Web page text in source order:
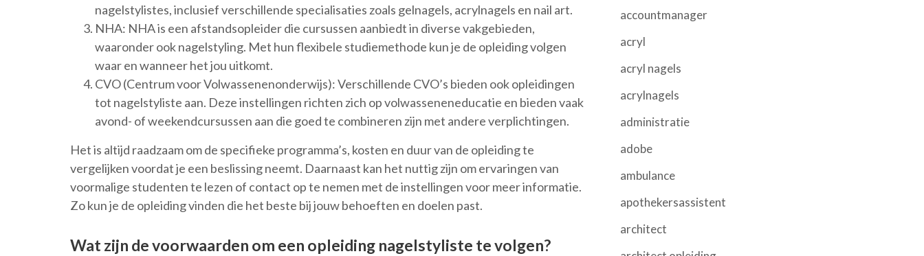
nagelstylistes, inclusief verschillende specialisaties zoals gelnagels, acrylnagels en nail art.
NHA: NHA is een afstandsopleider die cursussen aanbiedt in diverse vakgebieden,
waaronder ook nagelstyling. Met hun flexibele studiemethode kun je de opleiding volgen
waar en wanneer het jou uitkomt.
CVO (Centrum voor Volwassenenonderwijs): Verschillende CVO’s bieden ook opleidingen
tot nagelstyliste aan. Deze instellingen richten zich op volwasseneneducatie en bieden vaak
avond- of weekendcursussen aan die goed te combineren zijn met andere verplichtingen.
Het is altijd raadzaam om de specifieke programma’s, kosten en duur van de opleiding te
vergelijken voordat je een beslissing neemt. Daarnaast kan het nuttig zijn om ervaringen van
voormalige studenten te lezen of contact op te nemen met de instellingen voor meer informatie.
Zo kun je de opleiding vinden die het beste bij jouw behoeften en doelen past.
Wat zijn de voorwaarden om een opleiding nagelstyliste te volgen?
accountmanager
acryl
acryl nagels
acrylnagels
administratie
adobe
ambulance
apothekersassistent
architect